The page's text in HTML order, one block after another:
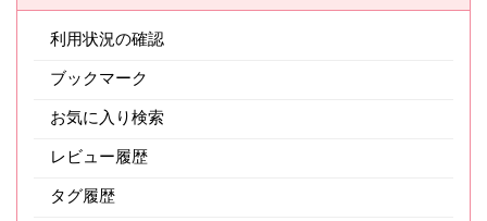
利用状況の確認
ブックマーク
お気に入り検索
レビュー履歴
タグ履歴